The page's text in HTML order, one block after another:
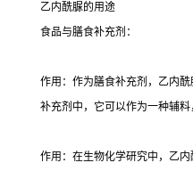
乙内酰脲的用途
食品与膳食补充剂：
作用：作为膳食补充剂，乙内
补充剂中，它可以作为一种辅料
作用：在生物化学研究中，乙